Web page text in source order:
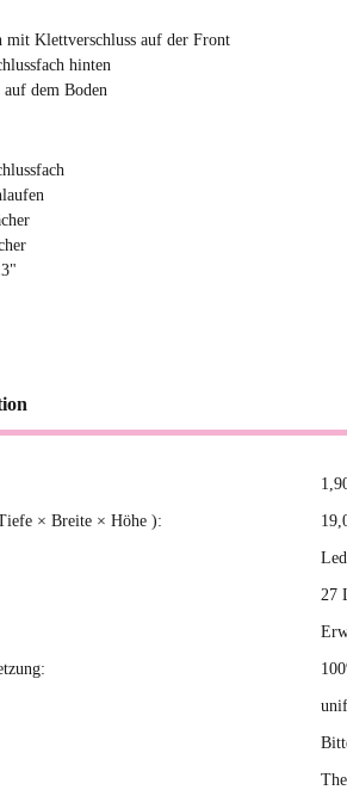
mit Klettverschluss auf der Front
hinten
dem Boden
× Breite × Höhe ):
27